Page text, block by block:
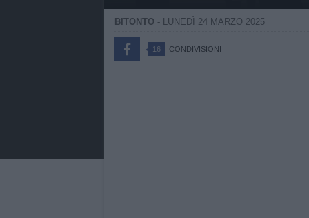
BITONTO - LUNEDÌ 24 MARZO 2025
16 CONDIVISIONI